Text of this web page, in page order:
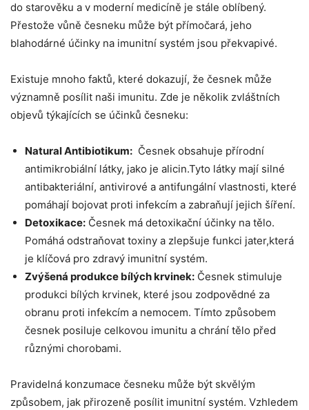
do starověku a ⁣v moderní medicíně je stále ⁣oblíbený.
Přestože ⁣vůně česneku může⁤ být přímočará, jeho⁣
blahodárné účinky ⁣na imunitní‍ systém jsou překvapivé.
Existuje mnoho⁣ faktů, které‍ dokazují, že česnek⁢ může
významně posílit naši imunitu. Zde‌ je několik ⁤zvláštních
‌objevů týkajících​ se ⁢účinků česneku:
Natural Antibiotikum: ⁤ Česnek obsahuje přírodní
antimikrobiální látky, jako je alicin.Tyto látky‍ mají⁢ silné
⁣antibakteriální, antivirové⁢ a antifungální vlastnosti, které
⁤pomáhají bojovat proti infekcím ‍a zabraňují jejich šíření.
Detoxikace: Česnek má ⁣detoxikační ⁤účinky na tělo.
Pomáhá odstraňovat toxiny a‌ zlepšuje funkci jater,která
je‌ klíčová pro zdravý imunitní systém.
Zvýšená produkce ‍bílých krvinek: Česnek stimuluje
produkci⁢ bílých krvinek, které jsou zodpovědné ‍za
‍obranu proti ⁣infekcím a nemocem. ​Tímto způsobem
česnek posiluje celkovou imunitu a chrání tělo před
různými chorobami.
Pravidelná konzumace česneku může být skvělým
způsobem, jak přirozeně ⁤posílit imunitní systém. Vzhledem